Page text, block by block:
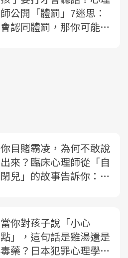
師公開「體罰」7迷思：
會認同體罰，那你可能是
你目賭霸凌，為何不敢說
出來？臨床心理師從「自
閉兒」的故事告訴你：爸
當你對孩子說「小心
點」，這句話是雞湯還是
毒藥？日本犯罪心理學家